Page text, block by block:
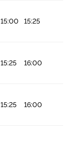
15:00
15:25
15:25
16:00
15:25
16:00